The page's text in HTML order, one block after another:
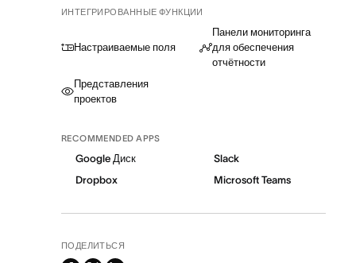
ИНТЕГРИРОВАННЫЕ ФУНКЦИИ
Настраиваемые поля
Панели мониторинга
для обеспечения
отчётности
Представления
проектов
RECOMMENDED APPS
Google Диск
Slack
Dropbox
Microsoft Teams
ПОДЕЛИТЬСЯ